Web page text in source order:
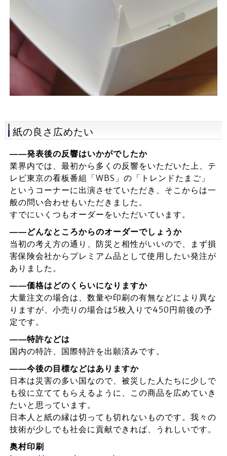
紙の良さ広めたい
――発表後の反響はいかがでしたか
業界内では、最初から多くの反響をいただいた上、テ
レビ東京の看板番組「WBS」の「トレンドたまご」
というコーナーに出演させていただき、そこからは一
般の問い合わせもいただきました。
すでにいくつもオーダーをいただいています。
――どんなところからのオーダーでしょうか
当初の考え方の通り、防災と相性がいいので、まず損
害保険会社からプレミアム品として使用したい発注が
ありました。
――価格はどのくらいになりますか
大量注文の場合は、数量や印刷の有無などにより異な
りますが、小売りの場合は5枚入りで450円前後の予
定です。
――特許などは
国内の特許、国際特許を出願済みです。
――今後の目標などはありますか
日本は災害の多い国なので、被災した人たちに少しで
も役に立ててもらえるように、この商品を広めていき
たいと思っています。
日本人と紙の縁は切っても切れないものです。我々の
技術が少しでも社会に貢献できれば、うれしいです。
奥村印刷